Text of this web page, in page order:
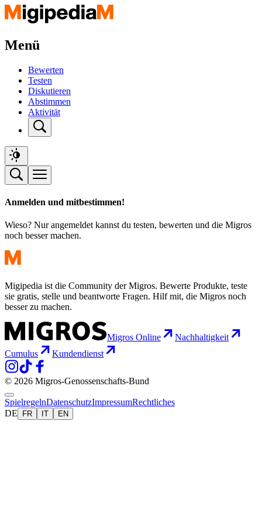
Menü
Bewerten
Testen
Diskutieren
Abstimmen
Aktivität
Anmelden und mitbestimmen!
Wieso? Nur angemeldet kannst du testen, bewerten und die Migros
noch besser machen.
Migipedia ist die Community der Migros. Bewerte Produkte, teste
sie gratis, stelle und beantworte Fragen. Hilf mit, die Migros noch
besser zu machen.
Migros Online
Nachhaltigkeit
Cumulus
Kundendienst
© 2026 Migros-Genossenschafts-Bund
SpielregelnDatenschutzImpressumRechtliches
DE
FR IT EN